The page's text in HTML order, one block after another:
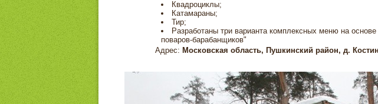
Квадроциклы;
Катамараны;
Тир;
Разработаны три варианта комплексных меню на
поваров-барабанщиков"
Адрес: Московская область, Пушкинский район, д.